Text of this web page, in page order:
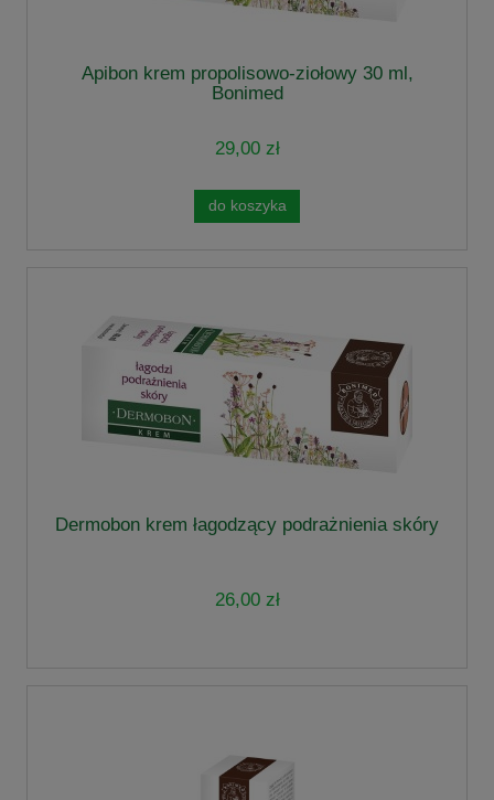
Apibon krem propolisowo-ziołowy 30 ml,
Bonimed
29,00 zł
do koszyka
Dermobon krem łagodzący podrażnienia skóry
26,00 zł